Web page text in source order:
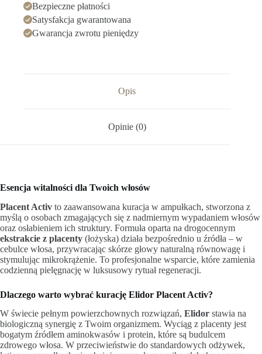
Bezpieczne płatności
Satysfakcja gwarantowana
Gwarancja zwrotu pieniędzy
Opis
Opinie (0)
Esencja witalności dla Twoich włosów
Placent Activ to zaawansowana kuracja w ampułkach, stworzona z
myślą o osobach zmagających się z nadmiernym wypadaniem włosów
oraz osłabieniem ich struktury. Formuła oparta na drogocennym
ekstrakcie z placenty (łożyska) działa bezpośrednio u źródła – w
cebulce włosa, przywracając skórze głowy naturalną równowagę i
stymulując mikrokrążenie. To profesjonalne wsparcie, które zamienia
codzienną pielęgnację w luksusowy rytuał regeneracji.
Dlaczego warto wybrać kurację Elidor Placent Activ?
W świecie pełnym powierzchownych rozwiązań, Elidor stawia na
biologiczną synergię z Twoim organizmem. Wyciąg z placenty jest
bogatym źródłem aminokwasów i protein, które są budulcem
zdrowego włosa. W przeciwieństwie do standardowych odżywek,